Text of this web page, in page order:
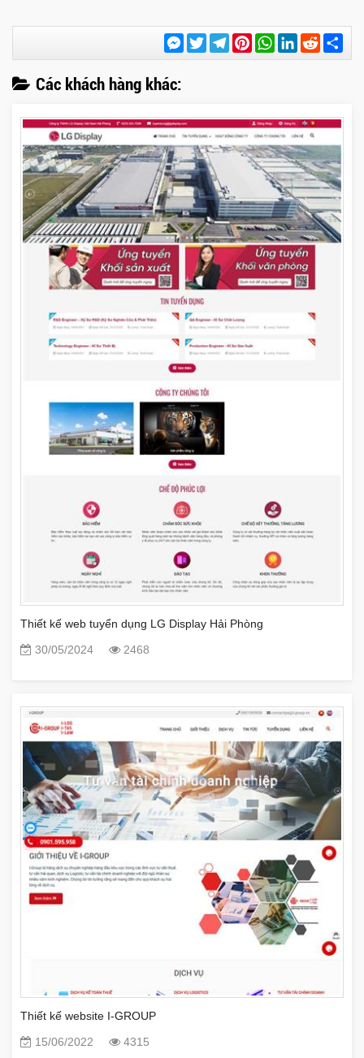
Messenger
TwitterTelegramPinterestWhatsApp
LinkedIn
Reddit
Các khách hàng khác:
Thiết kế web tuyển dụng LG Display Hải Phòng
30/05/2024
2468
Thiết kế website I-GROUP
15/06/2022
4315